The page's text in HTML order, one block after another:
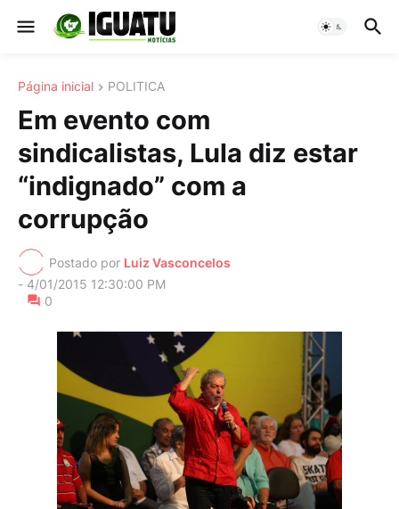
Página inicial POLITICA
Em evento com
sindicalistas, Lula diz estar
“indignado” com a
corrupção
Postado por Luiz Vasconcelos
- 4/01/2015 12:30:00 PM
0